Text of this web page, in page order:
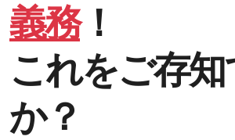
義務！
これをご存
か？